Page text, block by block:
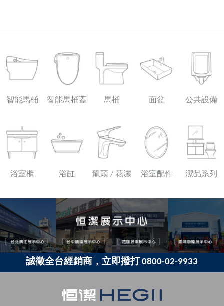
智能馬桶 智能馬桶蓋 馬桶 面盆 公共設備
浴室櫃 浴缸 龍頭 / 花灑 浴室配件 潔品系列
誠徵全台經銷商，立即撥打 0800-02-9933